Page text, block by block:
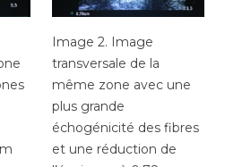
Image 2. Image
transversale de la
même zone avec une
plus grande
échogénicité des fibres
et une réduction de